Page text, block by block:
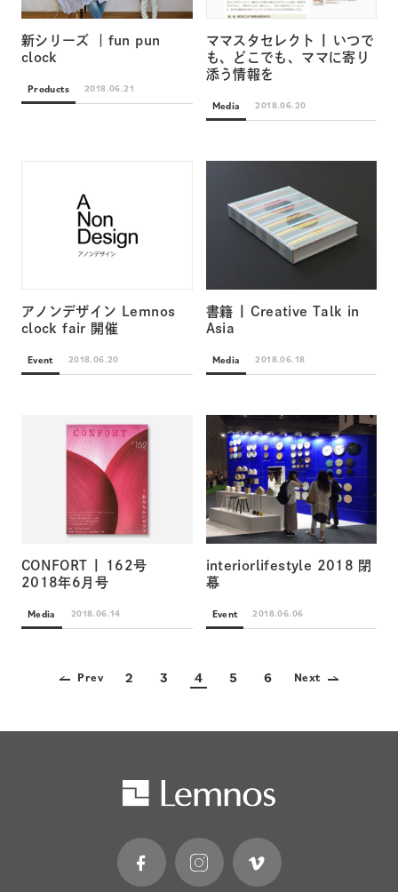
新シリーズ ｜fun pun
clock
Products 2018.06.21
ママスタセレクト | いつで
も、どこでも、ママに寄り
添う情報を
Media 2018.06.20
アノンデザイン Lemnos
clock fair 開催
Event 2018.06.20
書籍 | Creative Talk in
Asia
Media 2018.06.18
CONFORT | 162号
2018年6月号
Media 2018.06.14
interiorlifestyle 2018 閉
幕
Event 2018.06.06
Prev 2 3 4 5 6 Next